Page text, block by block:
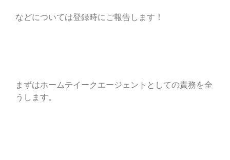
などについては登録時にご報告します！
まずはホームテイークエージェントとしての責務を全
うします。